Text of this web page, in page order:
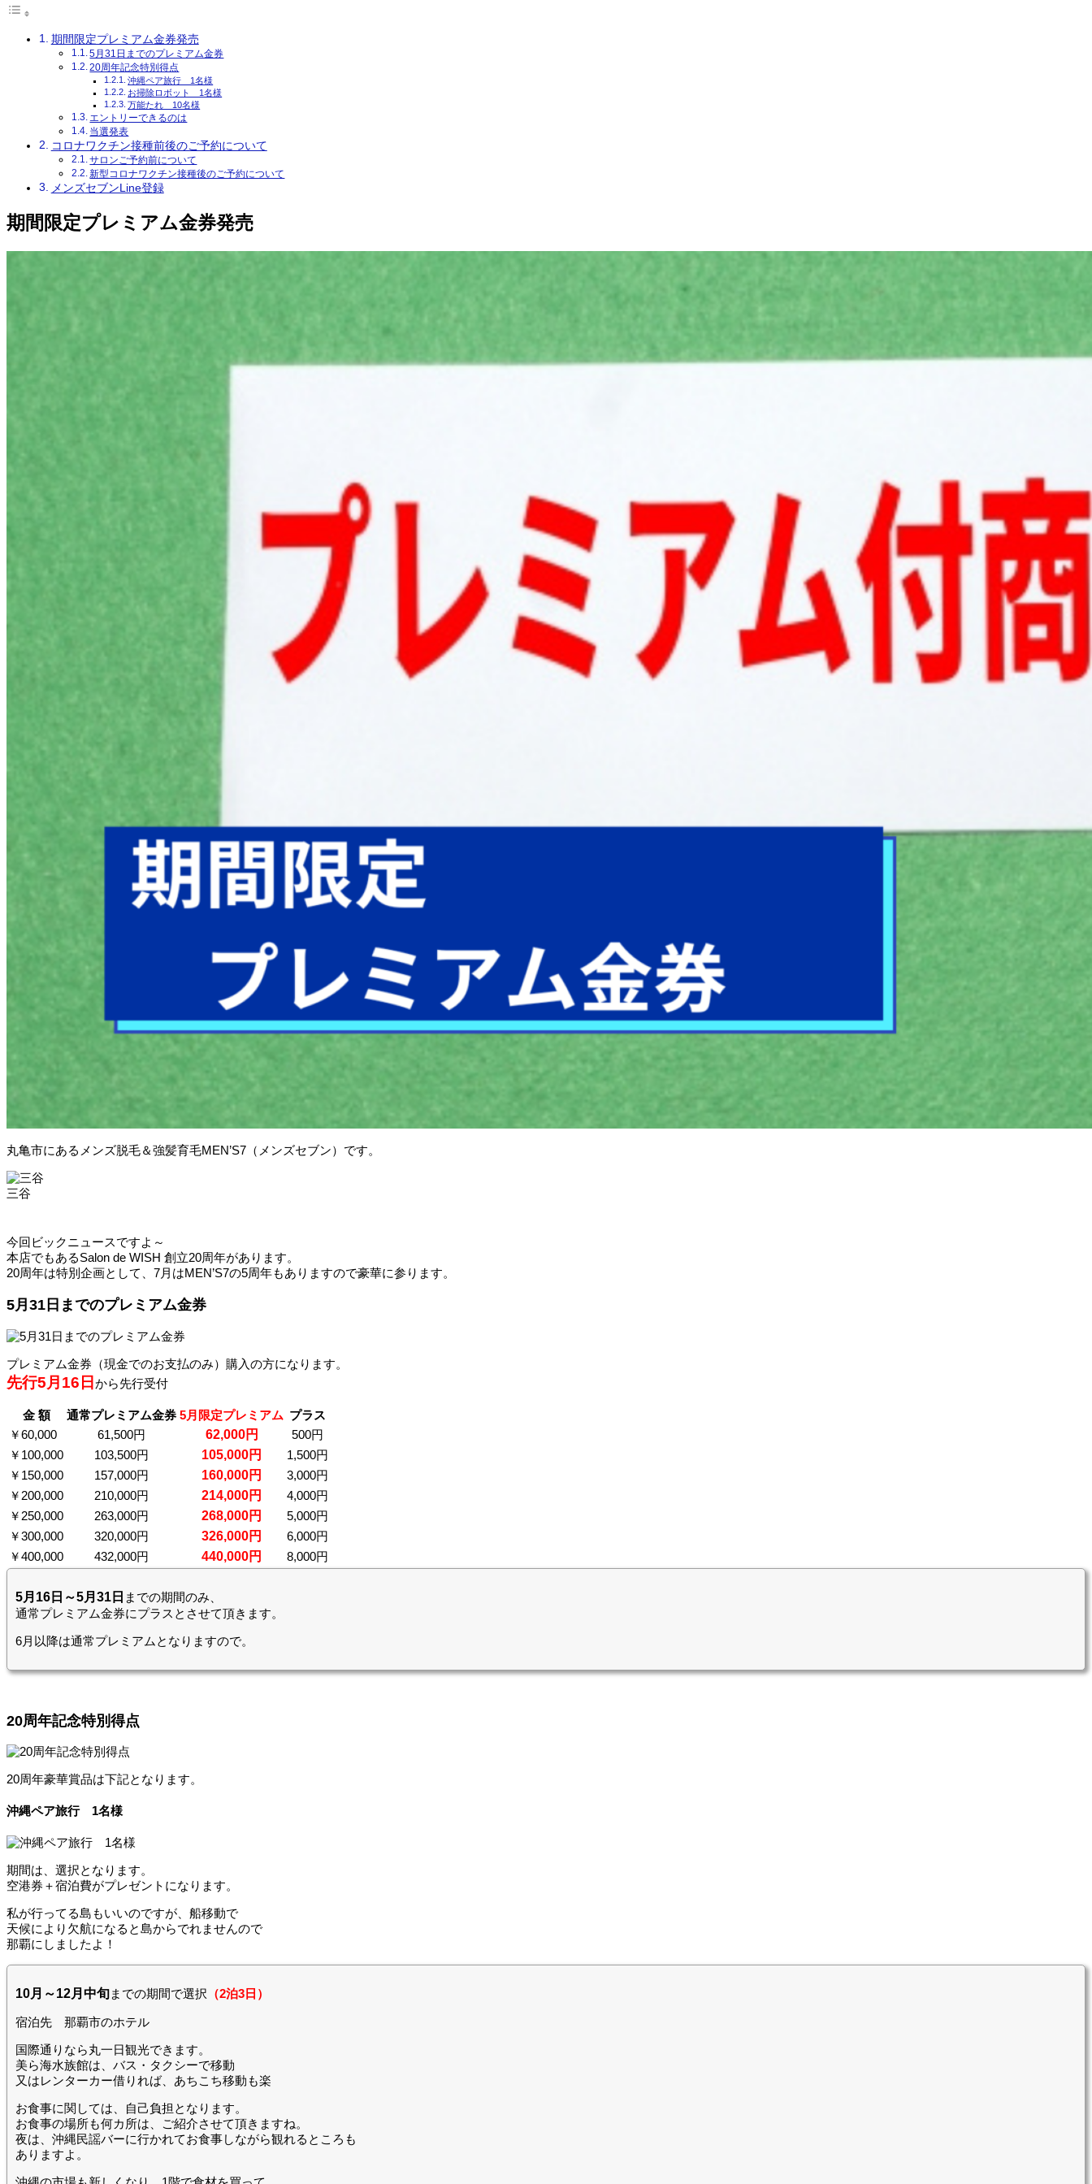
期間限定プレミアム金券発売
5月31日までのプレミアム金券
20周年記念特別得点
沖縄ペア旅行 1名様
お掃除ロボット 1名様
万能たれ 10名様
エントリーできるのは
当選発表
コロナワクチン接種前後のご予約について
サロンご予約前について
新型コロナワクチン接種後のご予約について
メンズセブンLine登録
期間限定プレミアム金券発売
丸亀市にあるメンズ脱毛＆強髪育毛MEN’S7（メンズセブン）です。
三谷
今回ビックニュースですよ～
本店でもあるSalon de WISH 創立20周年があります。
20周年は特別企画として、7月はMEN’S7の5周年もありますので豪華に参ります。
5月31日までのプレミアム金券
プレミアム金券（現金でのお支払のみ）購入の方になります。
先行5月16日 から先行受付
金 額 通常プレミアム金券 5月限定プレミアム プラス
￥60,000
61,500円 62,000円
500円
￥100,000
103,500円 105,000円
1,500円
￥150,000
157,000円 160,000円
3,000円
￥200,000
210,000円 214,000円
4,000円
￥250,000
263,000円 268,000円
5,000円
￥300,000
320,000円 326,000円
6,000円
￥400,000
432,000円 440,000円 8,000円
5月16日～5月31日 までの期間のみ、
通常プレミアム金券にプラスとさせて頂きます。
6月以降は通常プレミアムとなりますので。
20周年記念特別得点
20周年豪華賞品は下記となります。
沖縄ペア旅行 1名様
期間は、選択となります。
空港券＋宿泊費がプレゼントになります。
私が行ってる島もいいのですが、船移動で
天候により欠航になると島からでれませんので
那覇にしましたよ！
10月～12月中旬までの期間で選択 （2泊3日）
宿泊先 那覇市のホテル
国際通りなら丸一日観光できます。
美ら海水族館は、バス・タクシーで移動
又はレンターカー借りれば、あちこち移動も楽
お食事に関しては、自己負担となります。
お食事の場所も何カ所は、ご紹介させて頂きますね。
夜は、沖縄民謡バーに行かれてお食事しながら観れるところも
ありますよ。